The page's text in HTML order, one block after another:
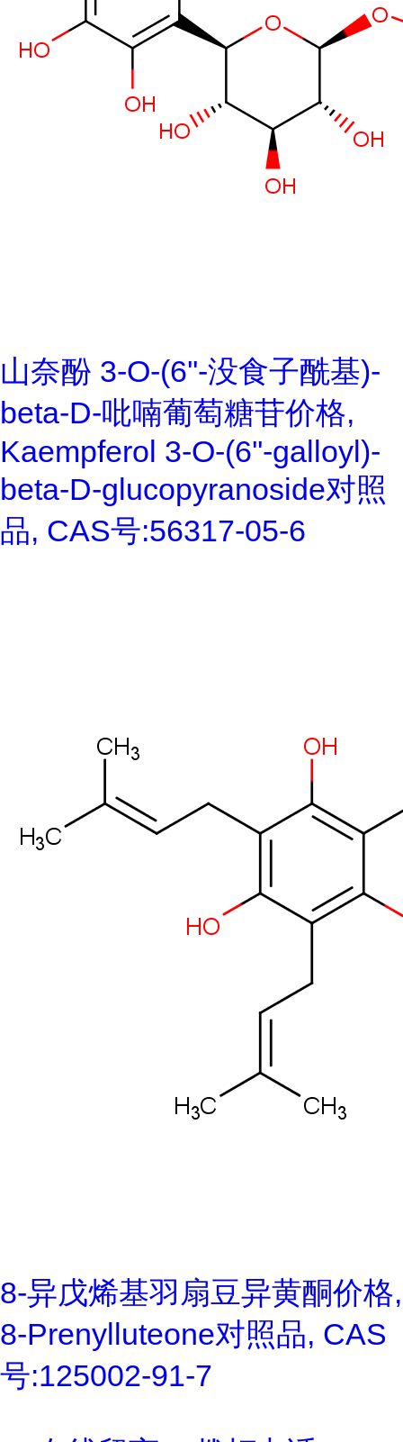
山奈酚 3-O-(6''-没食子酰基)-
beta-D-吡喃葡萄糖苷价格,
Kaempferol 3-O-(6''-galloyl)-
beta-D-glucopyranoside对照
品, CAS号:56317-05-6
8-异戊烯基羽扇豆异黄酮价格,
8-Prenylluteone对照品, CAS
号:125002-91-7